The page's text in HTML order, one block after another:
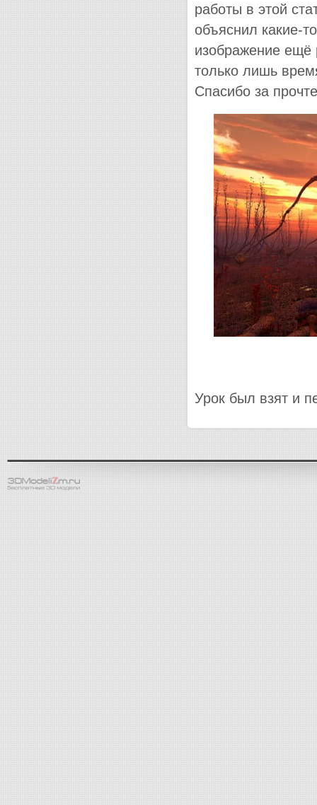
работы в этой
объяснил какие-
изображение ещё
только лишь
Спасибо за
Урок был взят и